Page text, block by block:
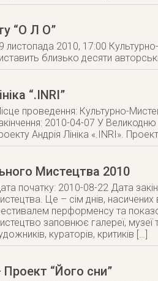
“О Л О”
листопада 2010, 17:00
близько десяти
“.INRI”
проведення: Культурно-
2010-04-07 У Великодню
Андрія Лініка «.INRI».
Мистецтва 2010
початку: 2010-08-22 Дата
Це – сім днів, насичених
перформенсу та
заповнює галереї, музеї
кураторів, критиків […]
“Його сни”